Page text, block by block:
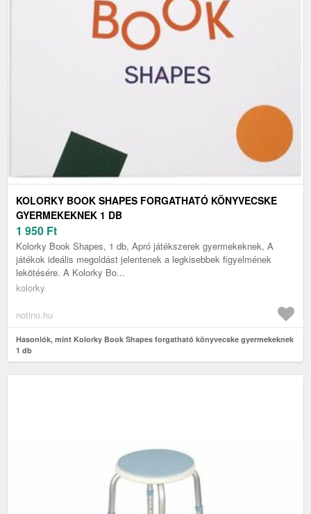
KOLORKY BOOK SHAPES FORGATHATÓ KÖNYVECSKE
GYERMEKEKNEK 1 DB
1 950 Ft
Kolorky Book Shapes, 1 db, Apró játékszerek gyermekeknek, A
játékok ideális megoldást jelentenek a legkisebbek figyelmének
lekötésére. A Kolorky Bo...
kolorky
notino.hu
Hasonlók, mint Kolorky Book Shapes forgatható könyvecske gyermekeknek
1 db